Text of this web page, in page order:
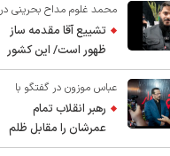
محمد غلوم مداح بحرینی در
گفت و گو با عقیق:
تشییع آقا مقدمه ساز
ظهور است/ این کشور
صاحب دارد
عباس موزون در گفتگو با
عقیق:رهبر انقلاب تمام
عمرشان را مقابل ظلم
ایستادند پس نباید از